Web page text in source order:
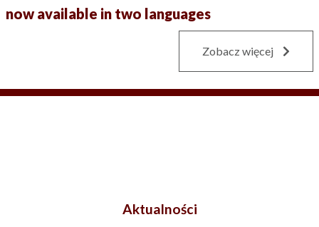
now available in two languages
Zobacz więcej
Aktualności